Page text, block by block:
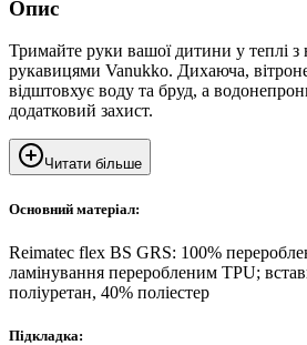
Опис
Тримайте руки вашої дитини у теплі
рукавицями Vanukko. Дихаюча,
відштовхує воду та бруд, а
додатковий захист.
Читати більше
Основний матеріал:
Reimatec flex BS GRS: 100%
ламінування переробленим TPU;
поліуретан, 40% поліестер
Підкладка: